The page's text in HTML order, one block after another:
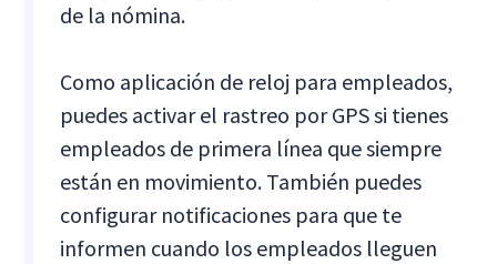
de la nómina.
Como aplicación de reloj para empleados,
puedes activar el rastreo por GPS si tienes
empleados de primera línea que siempre
están en movimiento. También puedes
configurar notificaciones para que te
informen cuando los empleados lleguen